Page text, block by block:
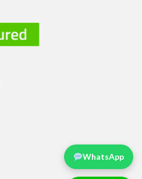
WhatsApp